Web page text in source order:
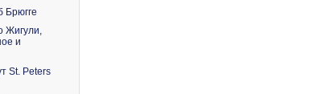
Брюгге
Жигули,
и
St. Peters